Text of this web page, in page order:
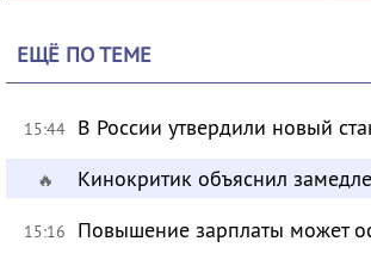
ЕЩЁ ПО ТЕМЕ
15:44 В России утвердили новый
🔥 Кинокритик объяснил
15:16 Повышение зарплаты может